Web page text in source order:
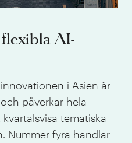
AI-
i Asien är
påverkar hela
tematiska
Nummer fyra handlar